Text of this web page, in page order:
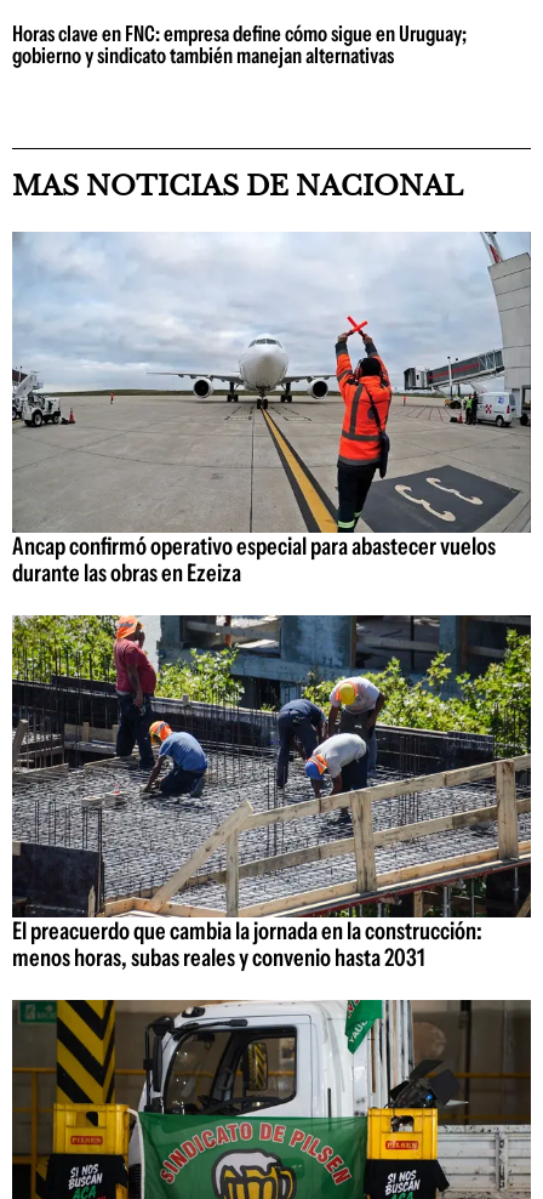
Horas clave en FNC: empresa define cómo sigue en Uruguay;
gobierno y sindicato también manejan alternativas
MAS NOTICIAS DE NACIONAL
Ancap confirmó operativo especial para abastecer vuelos
durante las obras en Ezeiza
El preacuerdo que cambia la jornada en la construcción:
menos horas, subas reales y convenio hasta 2031